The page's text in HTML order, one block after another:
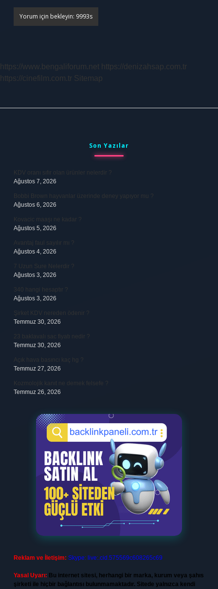
https://www.bengaliforum.net https://denizahsap.com.tr
https://cinefilm.com.tr Sitemap
Son Yazılar
KDV oranı sıfır olan ürünler nelerdir ?
Ağustos 7, 2026
Bobbi Brown hayvanlar üzerinde deney yapıyor mu ?
Ağustos 6, 2026
Kovacic maaşı ne kadar ?
Ağustos 5, 2026
Avantaj faul sayılır mı ?
Ağustos 4, 2026
7 Uzun Sure Nelerdir ?
Ağustos 3, 2026
340 hangi hesaptır ?
Ağustos 3, 2026
Şirket KDV nereden ödenir ?
Temmuz 30, 2026
23 baklavalı sac fiyatı nedir ?
Temmuz 30, 2026
Açık hava basıncı kaç hg ?
Temmuz 27, 2026
Kozmolojik kanıt ne demek felsefe ?
Temmuz 26, 2026
Reklam ve İletişim: Skype: live:.cid.575569c608265c69
Yasal Uyarı: Bu internet sitesi, herhangi bir marka, kurum veya şahıs
şirketi ile hiçbir bağlantısı bulunmamaktadır. Sitede yalnızca kendi